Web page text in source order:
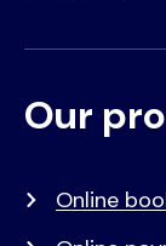
Voet
Primair
Our
Online